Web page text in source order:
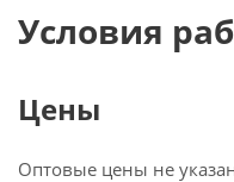
Условия
Цены
Оптовые цены не